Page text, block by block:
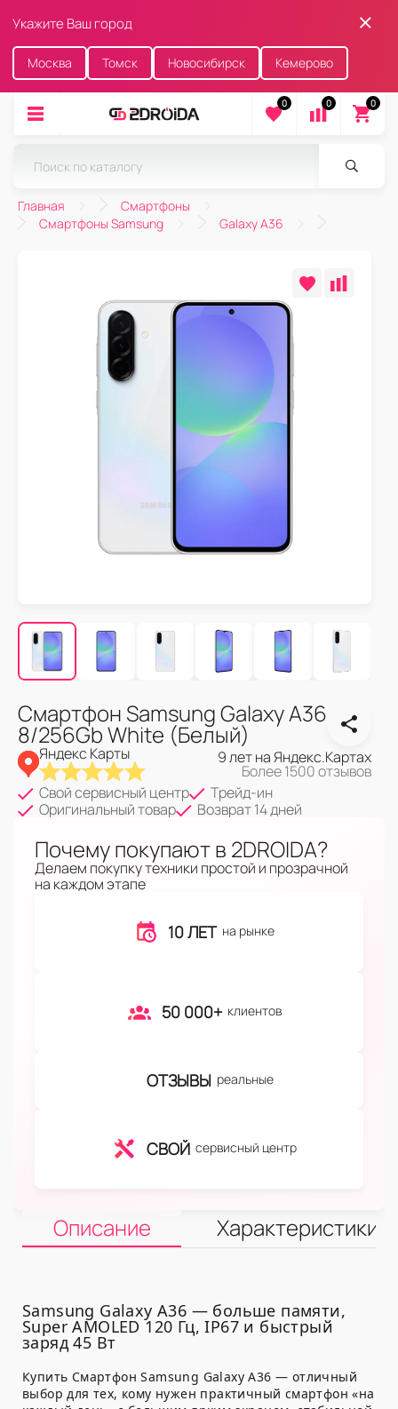
Укажите Ваш город
Москва Томск Новосибирск Кемерово
0 0 0
Главная
Смартфоны
Смартфоны Samsung
Galaxy A36
Смартфон Samsung Galaxy A36
8/256Gb White (Белый)
Яндекс Карты 9 лет на Яндекс.Картах
Более 1500 отзывов
Свой сервисный центр
Трейд-ин
Оригинальный товар
Возврат 14 дней
Почему покупают в 2DROIDA?
Делаем покупку техники простой и прозрачной
на каждом этапе
10 ЛЕТ на рынке
50 000+ клиентов
ОТЗЫВЫ реальные
СВОЙ сервисный центр
Описание Характеристики
Samsung Galaxy A36 — больше памяти,
Super AMOLED 120 Гц, IP67 и быстрый
заряд 45 Вт
Купить Смартфон Samsung Galaxy A36 — отличный
выбор для тех, кому нужен практичный смартфон «на